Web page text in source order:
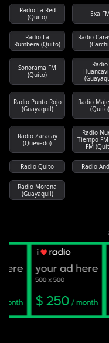
Radio La Red
(Quito)
Exa FM
Radio La
Rumbera (Quito)
Radio
Sonorama FM
(Quito)
Radio
Radio Punto Rojo
(Guayaquil)
Radio
(Quito)
Radio Zaracay
(Quevedo)
Radio
Tiempo
FM
Radio Quito Radio
Radio Morena
(Guayaquil)